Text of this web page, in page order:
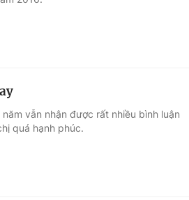
vẫn nhận được rất nhiều bình luận
quá hạnh phúc.